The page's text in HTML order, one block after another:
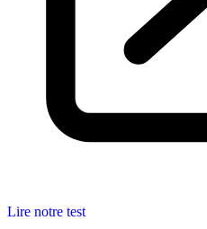
Lire notre test